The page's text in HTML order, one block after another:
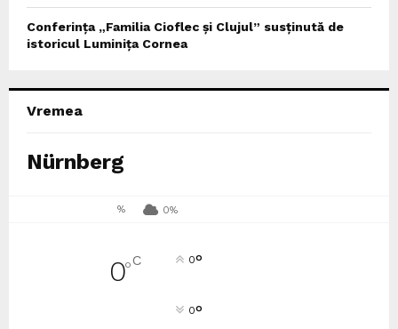
Conferința „Familia Cioflec și Clujul” susținută de
istoricul Luminița Cornea
Vremea
Nürnberg
% 0%
0°C 0°
0°